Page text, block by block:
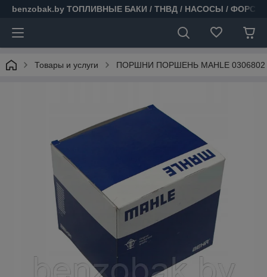
benzobak.by ТОПЛИВНЫЕ БАКИ / ТНВД / НАСОСЫ /
Товары и услуги ПОРШНИ ПОРШЕНЬ MAHLE 0306802